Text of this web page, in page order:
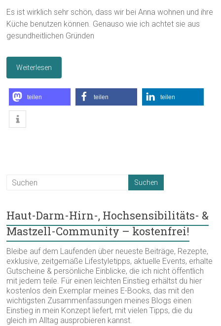
Es ist wirklich sehr schön, dass wir bei Anna wohnen und ihre
Küche benutzen können. Genauso wie ich achtet sie aus
gesundheitlichen Gründen
Weiterlesen
teilen teilen teilen
Haut-Darm-Hirn-, Hochsensibilitäts- &
Mastzell-Community – kostenfrei!
Bleibe auf dem Laufenden über neueste Beiträge, Rezepte,
exklusive, zeitgemäße Lifestyletipps, aktuelle Events, erhalte
Gutscheine & persönliche Einblicke, die ich nicht öffentlich
mit jedem teile. Für einen leichten Einstieg erhältst du hier
kostenlos dein Exemplar meines E-Books, das mit den
wichtigsten Zusammenfassungen meines Blogs einen
Einstieg in mein Konzept liefert, mit vielen Tipps, die du
gleich im Alltag ausprobieren kannst.